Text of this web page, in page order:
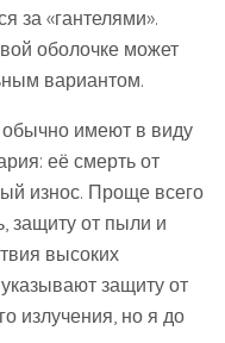
за «гантелями».
оболочке может
вариантом.
имеют в виду
её смерть от
износ. Проще всего
защиту от пыли и
высоких
защиту от
излучения, но я до